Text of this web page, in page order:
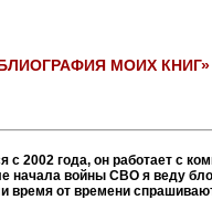
МОИХ КНИГ»
с 2002 года, он работает с
начала войны СВО я веду
время от времени